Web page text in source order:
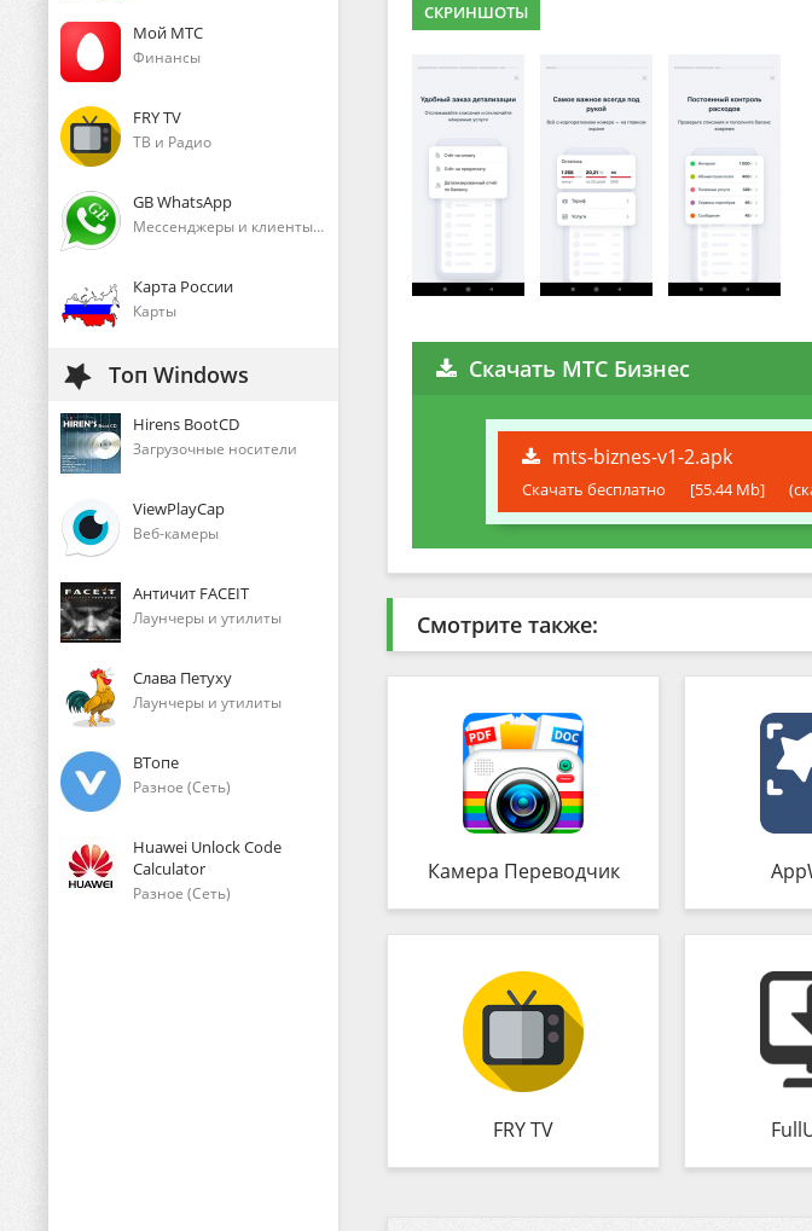
Мой МТС
Финансы
FRY TV
ТВ и Радио
GB WhatsApp
Мессенджеры и клиенты голосового общения
Карта России
Карты
Топ Windows
Hirens BootCD
Загрузочные носители
ViewPlayCap
Веб-камеры
Античит FACEIT
Лаунчеры и утилиты
Слава Петуху
Лаунчеры и утилиты
ВТопе
Разное (Сеть)
Huawei Unlock Code
Calculator
Разное (Сеть)
СКРИНШОТЫ
Скачать МТС Бизнес
mts-biznes-v1-2.apk
Скачать бесплатно [55.44 Mb]
Смотрите также:
Камера Переводчик
FRY TV